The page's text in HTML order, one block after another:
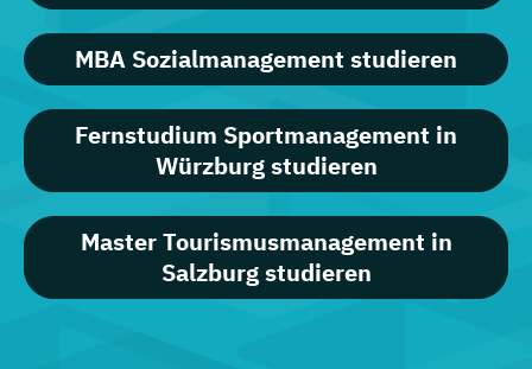
MBA Sozialmanagement studieren
Fernstudium Sportmanagement in
Würzburg studieren
Master Tourismusmanagement in
Salzburg studieren